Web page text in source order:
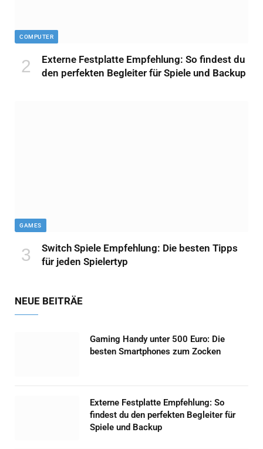
COMPUTER
Externe Festplatte Empfehlung: So findest du
den perfekten Begleiter für Spiele und Backup
GAMES
Switch Spiele Empfehlung: Die besten Tipps
für jeden Spielertyp
NEUE BEITRÄE
Gaming Handy unter 500 Euro: Die
besten Smartphones zum Zocken
Externe Festplatte Empfehlung: So
findest du den perfekten Begleiter für
Spiele und Backup